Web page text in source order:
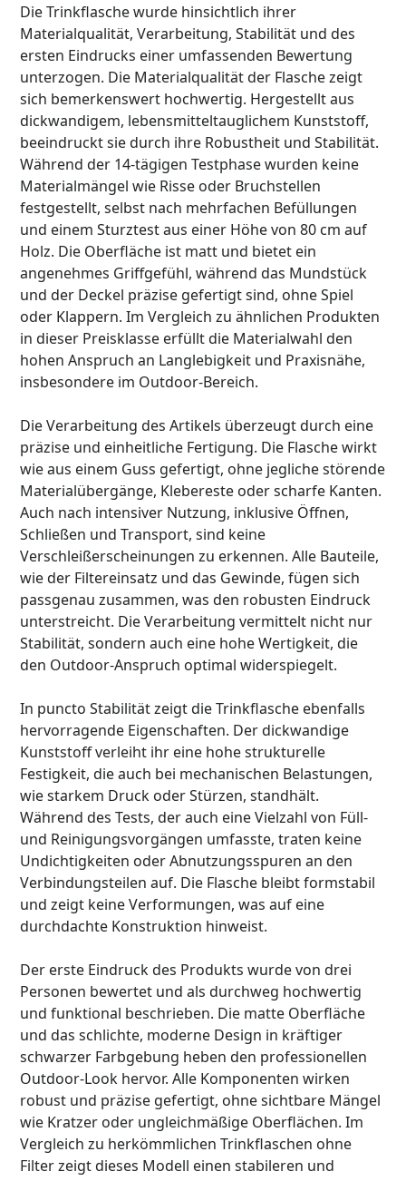
Die Trinkflasche wurde hinsichtlich ihrer
Materialqualität, Verarbeitung, Stabilität und des
ersten Eindrucks einer umfassenden Bewertung
unterzogen. Die Materialqualität der Flasche zeigt
sich bemerkenswert hochwertig. Hergestellt aus
dickwandigem, lebensmitteltauglichem Kunststoff,
beeindruckt sie durch ihre Robustheit und Stabilität.
Während der 14-tägigen Testphase wurden keine
Materialmängel wie Risse oder Bruchstellen
festgestellt, selbst nach mehrfachen Befüllungen
und einem Sturztest aus einer Höhe von 80 cm auf
Holz. Die Oberfläche ist matt und bietet ein
angenehmes Griffgefühl, während das Mundstück
und der Deckel präzise gefertigt sind, ohne Spiel
oder Klappern. Im Vergleich zu ähnlichen Produkten
in dieser Preisklasse erfüllt die Materialwahl den
hohen Anspruch an Langlebigkeit und Praxisnähe,
insbesondere im Outdoor-Bereich.
Die Verarbeitung des Artikels überzeugt durch eine
präzise und einheitliche Fertigung. Die Flasche wirkt
wie aus einem Guss gefertigt, ohne jegliche störende
Materialübergänge, Klebereste oder scharfe Kanten.
Auch nach intensiver Nutzung, inklusive Öffnen,
Schließen und Transport, sind keine
Verschleißerscheinungen zu erkennen. Alle Bauteile,
wie der Filtereinsatz und das Gewinde, fügen sich
passgenau zusammen, was den robusten Eindruck
unterstreicht. Die Verarbeitung vermittelt nicht nur
Stabilität, sondern auch eine hohe Wertigkeit, die
den Outdoor-Anspruch optimal widerspiegelt.
In puncto Stabilität zeigt die Trinkflasche ebenfalls
hervorragende Eigenschaften. Der dickwandige
Kunststoff verleiht ihr eine hohe strukturelle
Festigkeit, die auch bei mechanischen Belastungen,
wie starkem Druck oder Stürzen, standhält.
Während des Tests, der auch eine Vielzahl von Füll-
und Reinigungsvorgängen umfasste, traten keine
Undichtigkeiten oder Abnutzungsspuren an den
Verbindungsteilen auf. Die Flasche bleibt formstabil
und zeigt keine Verformungen, was auf eine
durchdachte Konstruktion hinweist.
Der erste Eindruck des Produkts wurde von drei
Personen bewertet und als durchweg hochwertig
und funktional beschrieben. Die matte Oberfläche
und das schlichte, moderne Design in kräftiger
schwarzer Farbgebung heben den professionellen
Outdoor-Look hervor. Alle Komponenten wirken
robust und präzise gefertigt, ohne sichtbare Mängel
wie Kratzer oder ungleichmäßige Oberflächen. Im
Vergleich zu herkömmlichen Trinkflaschen ohne
Filter zeigt dieses Modell einen stabileren und